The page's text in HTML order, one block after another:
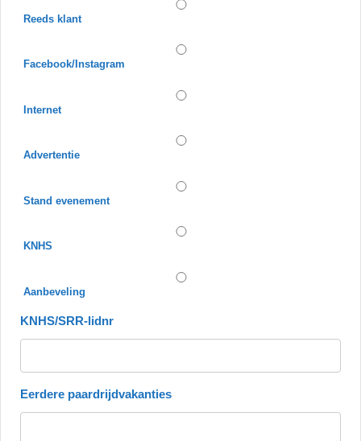
Reeds klant
Facebook/Instagram
Internet
Advertentie
Stand evenement
KNHS
Aanbeveling
KNHS/SRR-lidnr
Eerdere paardrijdvakanties